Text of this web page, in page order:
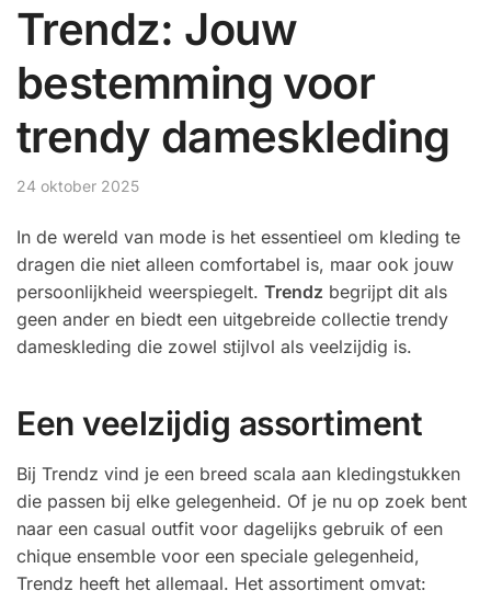
Trendz: Jouw
bestemming voor
trendy dameskleding
24 oktober 2025
In de wereld van mode is het essentieel om kleding te
dragen die niet alleen comfortabel is, maar ook jouw
persoonlijkheid weerspiegelt. Trendz begrijpt dit als
geen ander en biedt een uitgebreide collectie trendy
dameskleding die zowel stijlvol als veelzijdig is.
Een veelzijdig assortiment
Bij Trendz vind je een breed scala aan kledingstukken
die passen bij elke gelegenheid. Of je nu op zoek bent
naar een casual outfit voor dagelijks gebruik of een
chique ensemble voor een speciale gelegenheid,
Trendz heeft het allemaal. Het assortiment omvat: